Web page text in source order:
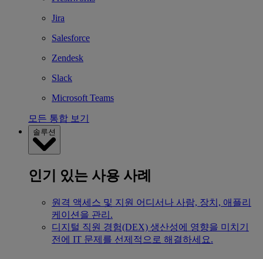
Jira
Salesforce
Zendesk
Slack
Microsoft Teams
모든 통합 보기
솔루션
인기 있는 사용 사례
원격 액세스 및 지원 어디서나 사람, 장치, 애플리
케이션을 관리.
디지털 직원 경험(DEX) 생산성에 영향을 미치기
전에 IT 문제를 선제적으로 해결하세요.